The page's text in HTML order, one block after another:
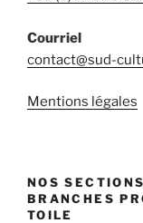
Courriel
contact@sud-
Mentions légales
NOS
BRANCHES
TOILE